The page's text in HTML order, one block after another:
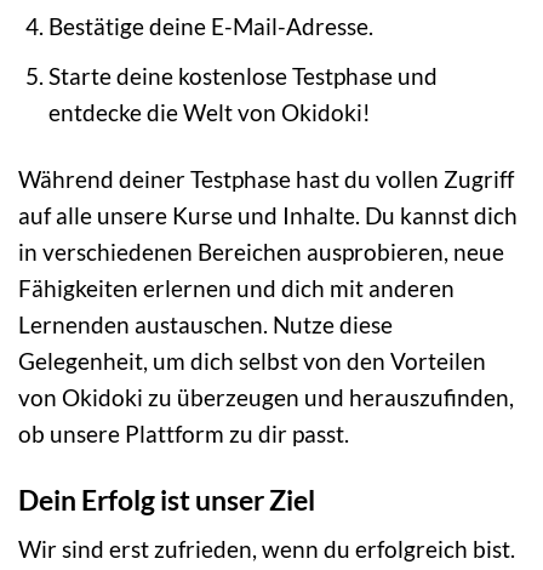
Bestätige deine E-Mail-Adresse.
Starte deine kostenlose Testphase und
entdecke die Welt von Okidoki!
Während deiner Testphase hast du vollen Zugriff
auf alle unsere Kurse und Inhalte. Du kannst dich
in verschiedenen Bereichen ausprobieren, neue
Fähigkeiten erlernen und dich mit anderen
Lernenden austauschen. Nutze diese
Gelegenheit, um dich selbst von den Vorteilen
von Okidoki zu überzeugen und herauszufinden,
ob unsere Plattform zu dir passt.
Dein Erfolg ist unser Ziel
Wir sind erst zufrieden, wenn du erfolgreich bist.